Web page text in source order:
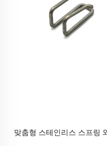
맞춤형 스테인리스 스프링